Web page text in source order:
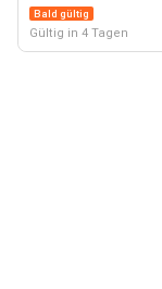
Bald gültig
Gültig in 4 Tagen